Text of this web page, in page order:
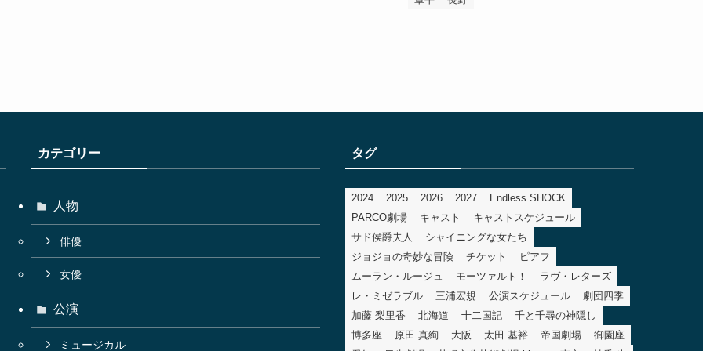
カテゴリー
人物
俳優
女優
公演
ミュージカル
タグ
2024 2025 2026 2027
Endless SHOCK
PARCO劇場
キャスト
キャストスケジュール
サド侯爵夫人
シャイニングな女たち
ジョジョの奇妙な冒険
チケット
ピアフ
ムーラン・ルージュ
モーツァルト！
ラヴ・レターズ
レ・ミゼラブル
三浦宏規 公演スケジュール
劇団四季
加藤 梨里香
北海道 十二国記
千と千尋の神隠し
博多座
原田 真絢 大阪 太田 基裕 帝国劇場
御園座